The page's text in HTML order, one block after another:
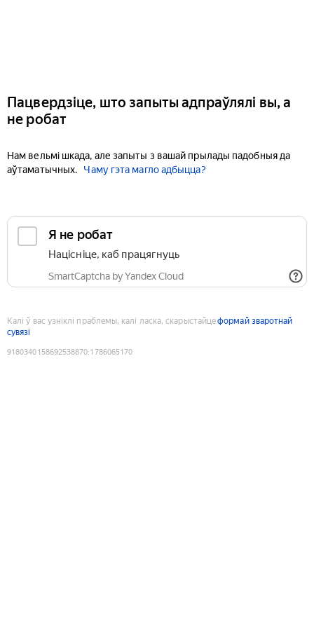
Пацвердзіце, што запыты адпраўлялі вы, а
не робат
Нам вельмі шкада, але запыты з вашай прылады падобныя да
аўтаматычных.
Чаму гэта магло адбыцца?
Я не робат
Націсніце, каб працягнуць
SmartCaptcha by Yandex Cloud
Калі ў вас узніклі праблемы, калі ласка, скарыстайцеформай зваротнай
сувязі
9180340158692538870:1786065170